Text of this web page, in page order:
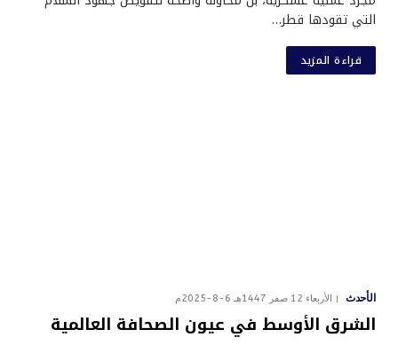
التي تقودها قطر…
قراءة المزيد
الأحدث الأربعاء 12 صفر 1447هـ 6-8-2025م
الشرق الأوسط في عيون الصحافة العالمية